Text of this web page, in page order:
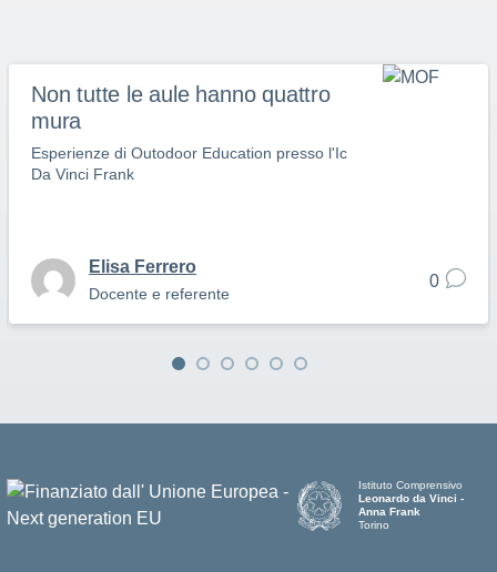
Non tutte le aule hanno quattro
mura
Esperienze di Outodoor Education presso l'Ic
Da Vinci Frank
Elisa Ferrero
Docente e referente
0
Istituto Comprensivo
Leonardo da Vinci -
Anna Frank
Torino